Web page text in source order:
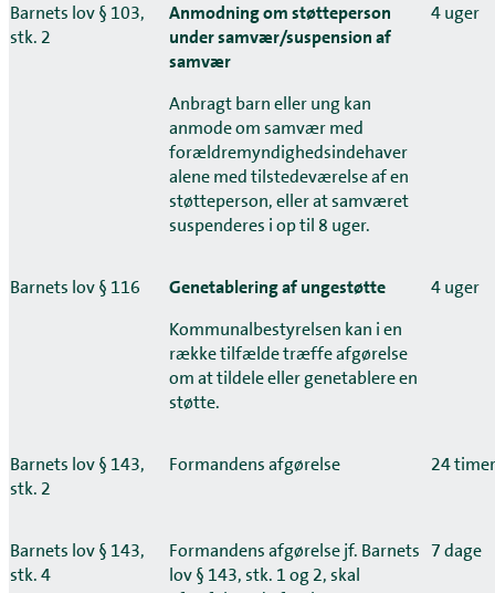
Barnets lov § 103,
stk. 2
Anmodning om støtteperson
under samvær/suspension af
samvær
Anbragt barn eller ung kan
anmode om samvær med
forældremyndighedsindehaver
alene med tilstedeværelse af en
støtteperson, eller at samværet
suspenderes i op til 8 uger.
4 uger
Barnets lov § 116
Genetablering af ungestøtte
Kommunalbestyrelsen kan i en
række tilfælde træffe afgørelse
om at tildele eller genetablere en
støtte.
4 uger
Barnets lov § 143,
stk. 2
Formandens afgørelse 24 timer
Barnets lov § 143,
stk. 4
Formandens afgørelse jf. Barnets
lov § 143, stk. 1 og 2, skal
7 dage